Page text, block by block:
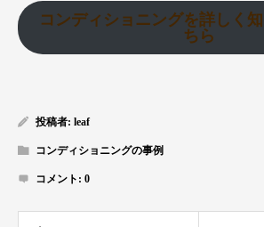
コンディショニングを詳しく
ちら
投稿者: leaf
コンディショニングの事例
コメント: 0